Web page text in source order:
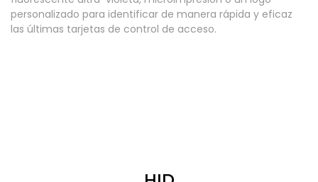
personalizado para identificar de manera rápida y eficaz
las últimas tarjetas de control de acceso.